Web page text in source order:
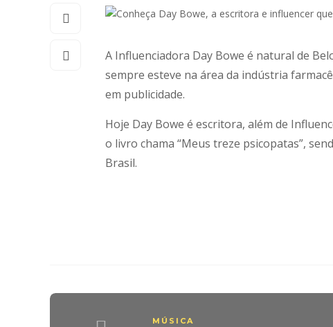
A Influenciadora Day Bowe é natural de
sempre esteve na área da indústria
em publicidade.
Hoje Day Bowe é escritora, além de
o livro chama “Meus treze psicopatas”,
Brasil.
MÚSICA